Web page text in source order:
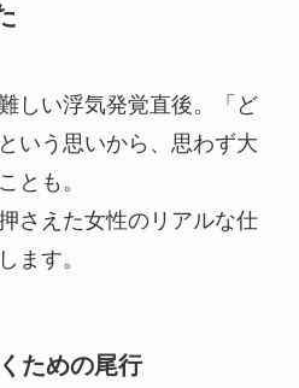
しい浮気発覚直後。「ど
いう思いから、思わず大
とも。
さえた女性のリアルな仕
ます。
ための尾行